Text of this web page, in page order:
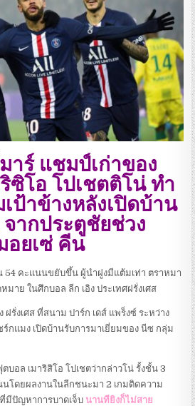
าร์ แชมป์เก่าของ
ซิโอ โปเชตติโน่ ทำ
ป้าข้างหลังเปิดบ้าน
ากประตูชัยช่วง
อยเซ่ คีน
54 คะแนนขยับขึ้น ผู้นำฝูงมีแต้มเท่า ตราหมา
าย ในศึกบอล ลีก เอิง ประเทศฝรั่งเศส
ฝรั่งเศส ที่สนาม ปาร์ก เดส์ แพร็งซ์ ระหว่าง
กแมง เปิดบ้านรับการมาเยี่ยมของ นีซ กลุ่ม
บอล เมาริสิโอ โปเชตว่ากล่าวโน่ รั้งชั้น 3
โดยผลงานในลีกชนะมา 2 เกมติดความ
มีปัญหาการบาดเจ็บ นานทียิงก็ไม่สาย